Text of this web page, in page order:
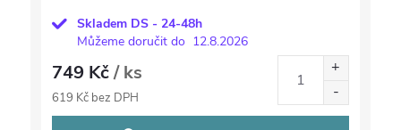
Skladem DS - 24-48h
Můžeme doručit do 12.8.2026
749 Kč/ ks
619 Kč bez DPH